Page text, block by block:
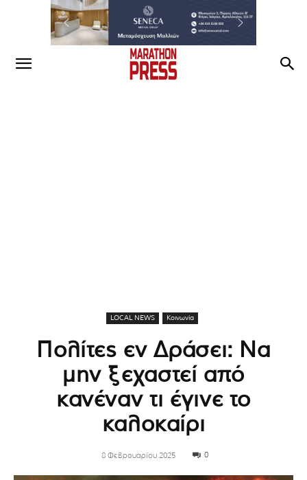
LOCAL NEWS Κοινωνία
Πολίτες εν Δράσει: Να
μην ξεχαστεί από
κανέναν τι έγινε το
καλοκαίρι
8 Φεβρουαρίου 2025 0